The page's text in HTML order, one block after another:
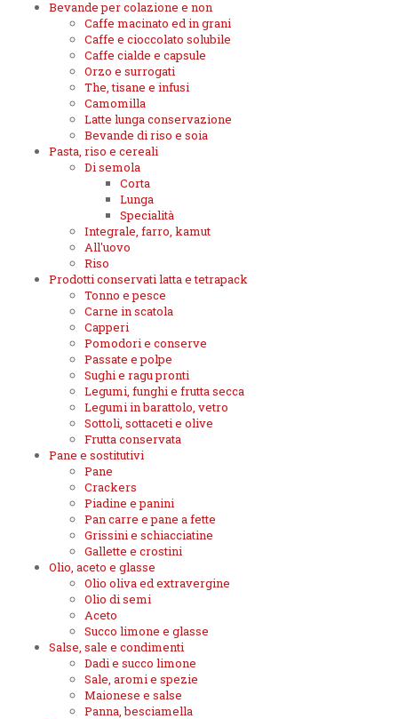
Bevande per colazione e non
Caffe macinato ed in grani
Caffe e cioccolato solubile
Caffe cialde e capsule
Orzo e surrogati
The, tisane e infusi
Camomilla
Latte lunga conservazione
Bevande di riso e soia
Pasta, riso e cereali
Di semola
Corta
Lunga
Specialità
Integrale, farro, kamut
All'uovo
Riso
Prodotti conservati latta e tetrapack
Tonno e pesce
Carne in scatola
Capperi
Pomodori e conserve
Passate e polpe
Sughi e ragu pronti
Legumi, funghi e frutta secca
Legumi in barattolo, vetro
Sottoli, sottaceti e olive
Frutta conservata
Pane e sostitutivi
Pane
Crackers
Piadine e panini
Pan carre e pane a fette
Grissini e schiacciatine
Gallette e crostini
Olio, aceto e glasse
Olio oliva ed extravergine
Olio di semi
Aceto
Succo limone e glasse
Salse, sale e condimenti
Dadi e succo limone
Sale, aromi e spezie
Maionese e salse
Panna, besciamella